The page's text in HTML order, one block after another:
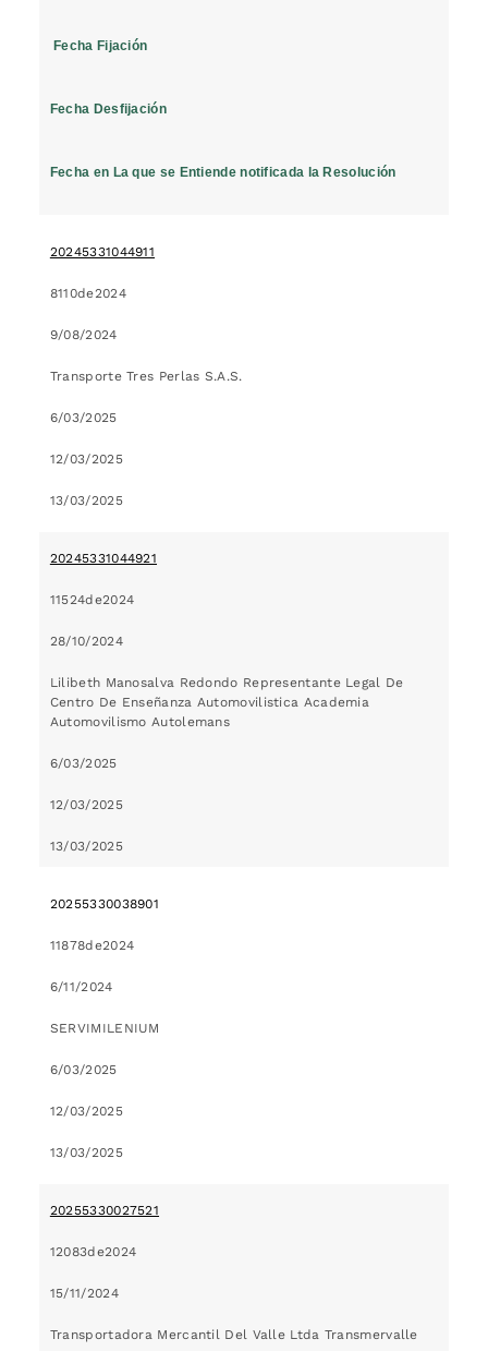
Fecha Fijación
Fecha Desfijación
Fecha en La que se Entiende notificada la Resolución
20245331044911
8110de2024
9/08/2024
Transporte Tres Perlas S.A.S.
6/03/2025
12/03/2025
13/03/2025
20245331044921
11524de2024
28/10/2024
Lilibeth Manosalva Redondo Representante Legal De
Centro De Enseñanza Automovilistica Academia
Automovilismo Autolemans
6/03/2025
12/03/2025
13/03/2025
20255330038901
11878de2024
6/11/2024
SERVIMILENIUM
6/03/2025
12/03/2025
13/03/2025
20255330027521
12083de2024
15/11/2024
Transportadora Mercantil Del Valle Ltda Transmervalle